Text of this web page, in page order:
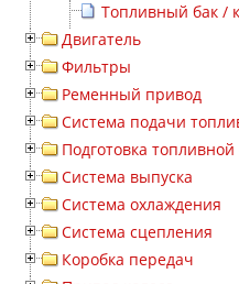
Топливный бак /
Двигатель
Фильтры
Ременный привод
Система подачи
Подготовка топливной
Система выпуска
Система охлаждения
Система сцепления
Коробка передач